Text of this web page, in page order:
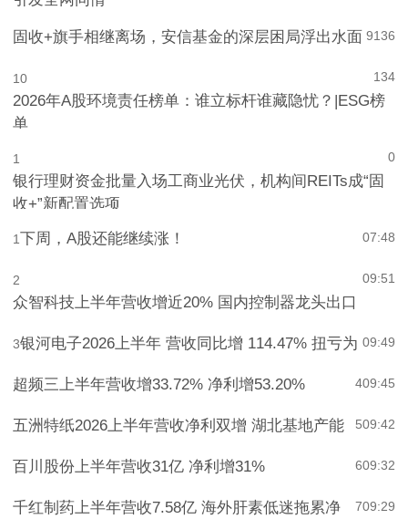
引发全网同情
136
9
固收+旗手相继离场，安信基金的深层困局浮出水面
134
10
2026年A股环境责任榜单：谁立标杆谁藏隐忧？|ESG榜
单
0
1
银行理财资金批量入场工商业光伏，机构间REITs成“固
收+”新配置选项
07:48
1 下周，A股还能继续涨！
09:51
2
众智科技上半年营收增近20% 国内控制器龙头出口
09:49
3 银河电子2026上半年 营收同比增 114.47% 扭亏为
09:45
4
超频三上半年营收增33.72% 净利增53.20%
09:42
5
五洲特纸2026上半年营收净利双增 湖北基地产能
09:32
6
百川股份上半年营收31亿 净利增31%
09:29
7